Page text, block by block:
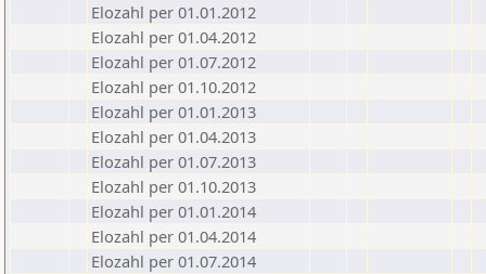
Elozahl per 01.01.2012
Elozahl per 01.04.2012
Elozahl per 01.07.2012
Elozahl per 01.10.2012
Elozahl per 01.01.2013
Elozahl per 01.04.2013
Elozahl per 01.07.2013
Elozahl per 01.10.2013
Elozahl per 01.01.2014
Elozahl per 01.04.2014
Elozahl per 01.07.2014